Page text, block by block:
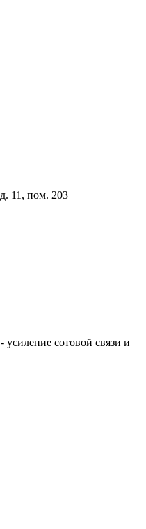
11, пом. 203
сотовой связи и